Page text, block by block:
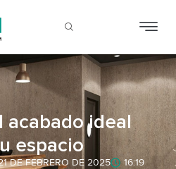
acabado ideal
espacio
DE FEBRERO DE 2025 16:19